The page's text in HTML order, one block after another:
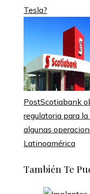
Tesla?
PostScotiabank
regulatoria para
algunas
Latinoamérica
También Te